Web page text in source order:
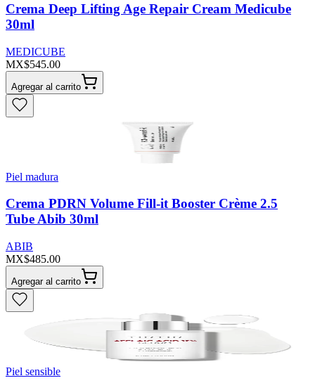
Crema Deep Lifting Age Repair Cream Medicube
30ml
MEDICUBE
MX$545.00
Agregar al carrito
Piel madura
Crema PDRN Volume Fill-it Booster Crème 2.5
Tube Abib 30ml
ABIB
MX$485.00
Agregar al carrito
Piel sensible